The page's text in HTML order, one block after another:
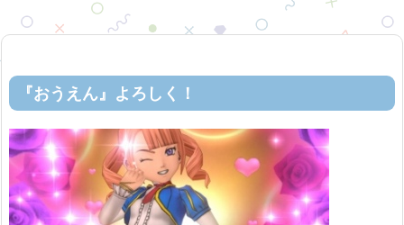
『おうえん』よろしく！